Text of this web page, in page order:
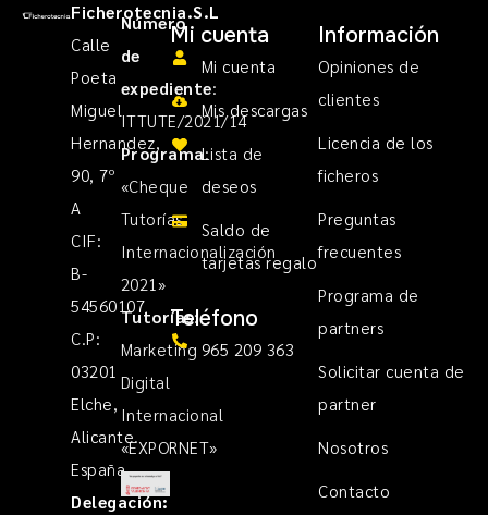
Ficherotecnia.S.L
Calle
Poeta
Miguel
Hernandez,
90, 7º
A
CIF:
B-
54560107
C.P:
03201
Elche,
Alicante.
España
Delegación:
Número
de
expediente:
ITTUTE/2021/14
Programa:
«Cheque
Tutorías
Internacionalización
2021»
Tutorías:
Marketing
Digital
Internacional
«EXPORNET»
Mi cuenta
Mi cuenta
Mis descargas
Lista de
deseos
Saldo de
tarjetas regalo
Teléfono
965 209 363
Información
Opiniones de
clientes
Licencia de los
ficheros
Preguntas
frecuentes
Programa de
partners
Solicitar cuenta de
partner
Nosotros
Contacto